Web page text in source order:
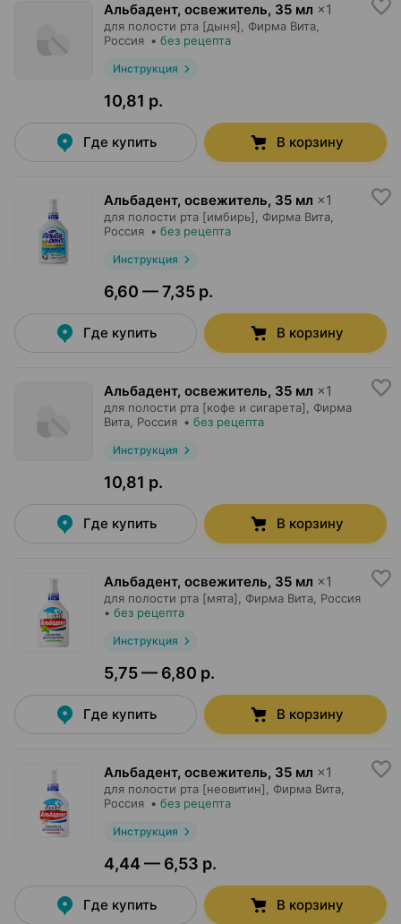
Альбадент, освежитель, 35 мл ×1
для полости рта [дыня], Фирма Вита,
Россия • без рецепта
Инструкция
10,81 р.
Где купить В корзину
Альбадент, освежитель, 35 мл ×1
для полости рта [имбирь], Фирма Вита,
Россия • без рецепта
Инструкция
6,60 — 7,35 р.
Где купить В корзину
Альбадент, освежитель, 35 мл ×1
для полости рта [кофе и сигарета], Фирма
Вита, Россия • без рецепта
Инструкция
10,81 р.
Где купить В корзину
Альбадент, освежитель, 35 мл ×1
для полости рта [мята], Фирма Вита, Россия
• без рецепта
Инструкция
5,75 — 6,80 р.
Где купить В корзину
Альбадент, освежитель, 35 мл ×1
для полости рта [неовитин], Фирма Вита,
Россия • без рецепта
Инструкция
4,44 — 6,53 р.
Где купить В корзину